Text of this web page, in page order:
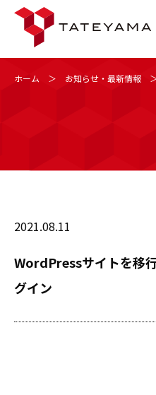
ホーム ＞ お知らせ・最新情報
2021.08.11
WordPressサイトを移
グイン